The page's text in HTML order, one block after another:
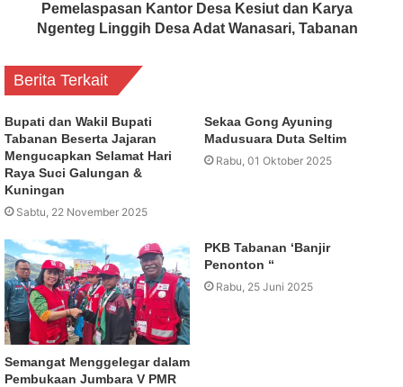
Pemelaspasan Kantor Desa Kesiut dan Karya
Ngenteg Linggih Desa Adat Wanasari, Tabanan
Berita Terkait
Bupati dan Wakil Bupati
Tabanan Beserta Jajaran
Mengucapkan Selamat Hari
Raya Suci Galungan &
Kuningan
Sabtu, 22 November 2025
Sekaa Gong Ayuning
Madusuara Duta Seltim
Rabu, 01 Oktober 2025
Semangat Menggelegar dalam
Pembukaan Jumbara V PMR
PKB Tabanan ‘Banjir
Penonton “
Rabu, 25 Juni 2025